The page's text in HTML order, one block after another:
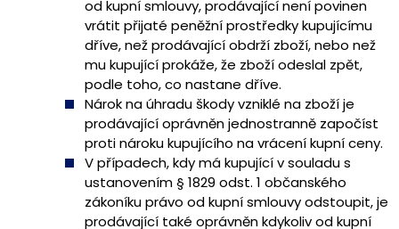
od kupní smlouvy, prodávající není povinen
vrátit přijaté peněžní prostředky kupujícímu
dříve, než prodávající obdrží zboží, nebo než
mu kupující prokáže, že zboží odeslal zpět,
podle toho, co nastane dříve.
Nárok na úhradu škody vzniklé na zboží je
prodávající oprávněn jednostranně započíst
proti nároku kupujícího na vrácení kupní ceny.
V případech, kdy má kupující v souladu s
ustanovením § 1829 odst. 1 občanského
zákoníku právo od kupní smlouvy odstoupit, je
prodávající také oprávněn kdykoliv od kupní